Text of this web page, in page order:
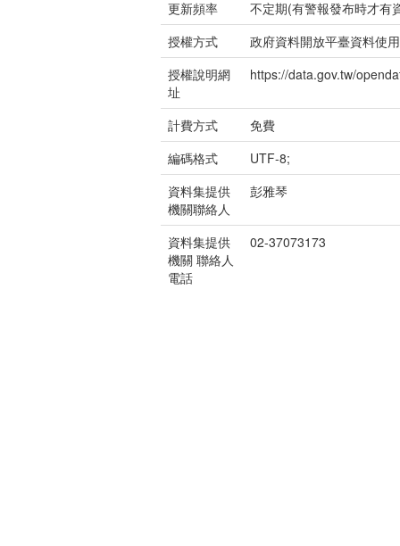
更新頻率
不定期(有警報發布時才有
授權方式
政府資料開放平臺資料使
授權說明網
址
https://data.gov.tw/
計費方式
免費
編碼格式
UTF-8;
資料集提供
機關聯絡人
彭雅琴
資料集提供
機關 聯絡人
電話
02-37073173